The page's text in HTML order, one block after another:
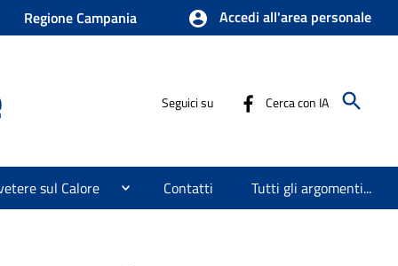
Regione Campania Accedi all'area personale
Seguici su Cerca con IA
sul Calore Contatti Tutti gli argomenti...